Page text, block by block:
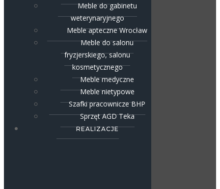
Meble do gabinetu
weterynaryjnego
Meble apteczne Wrocław
Meble do salonu
fryzjerskiego, salonu
kosmetycznego
Meble medyczne
Meble nietypowe
Szafki pracownicze BHP
Sprzęt AGD Teka
REALIZACJE